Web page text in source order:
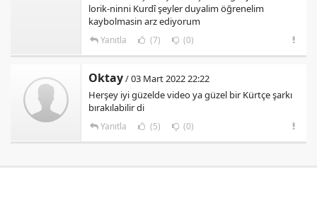
lorik-ninni Kurdî şeyler duyalim öğrenelim
kaybolmasin arz ediyorum
Yanıtla (7) (0)
Oktay/ 03 Mart 2022 22:22
Herşey iyi güzelde video ya güzel bir Kürtçe şarkı
bırakılabilir di
Yanıtla (5) (0)